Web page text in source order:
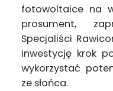
fotowoltaice na
prosument,
Specjaliści
inwestycję krok
wykorzystać
ze słońca.